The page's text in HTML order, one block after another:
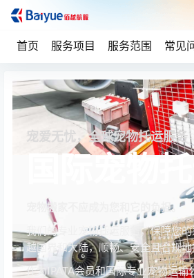
首页 服务项目 服务范围 常见
宠爱无忧，全球宠物托运服务
国际宠物
宠物搬家不应成为您和它的负担。
我们的专业宠物托运服务，保障您
越国界和大陆，顺畅、安全且合规地
作为IPATA会员和国际专业宠物运输